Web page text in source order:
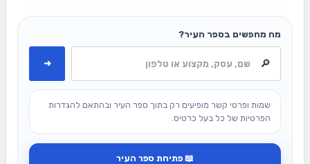
מה מחפשים בספר העיר?
➜
שמות ופרטי קשר מופיעים רק בתוך ספר העיר ובהתאם להגדרות
הפרטיות של כל בעל כרטיס.
📖 פתיחת ספר העיר